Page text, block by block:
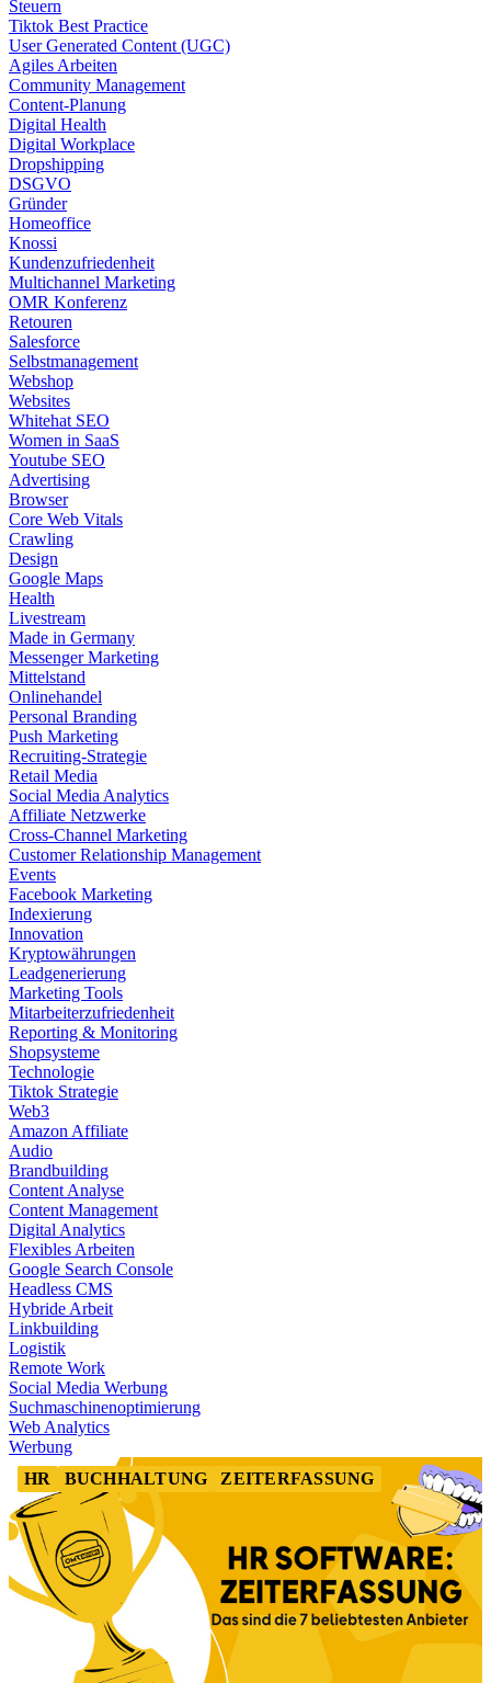
Steuern
Tiktok Best Practice
User Generated Content (UGC)
Agiles Arbeiten
Community Management
Content-Planung
Digital Health
Digital Workplace
Dropshipping
DSGVO
Gründer
Homeoffice
Knossi
Kundenzufriedenheit
Multichannel Marketing
OMR Konferenz
Retouren
Salesforce
Selbstmanagement
Webshop
Websites
Whitehat SEO
Women in SaaS
Youtube SEO
Advertising
Browser
Core Web Vitals
Crawling
Design
Google Maps
Health
Livestream
Made in Germany
Messenger Marketing
Mittelstand
Onlinehandel
Personal Branding
Push Marketing
Recruiting-Strategie
Retail Media
Social Media Analytics
Affiliate Netzwerke
Cross-Channel Marketing
Customer Relationship Management
Events
Facebook Marketing
Indexierung
Innovation
Kryptowährungen
Leadgenerierung
Marketing Tools
Mitarbeiterzufriedenheit
Reporting & Monitoring
Shopsysteme
Technologie
Tiktok Strategie
Web3
Amazon Affiliate
Audio
Brandbuilding
Content Analyse
Content Management
Digital Analytics
Flexibles Arbeiten
Google Search Console
Headless CMS
Hybride Arbeit
Linkbuilding
Logistik
Remote Work
Social Media Werbung
Suchmaschinenoptimierung
Web Analytics
Werbung
HR
BUCHHALTUNG ZEITERFASSUNG